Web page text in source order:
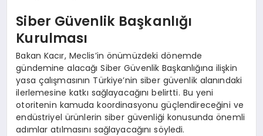
Siber Güvenlik Başkanlığı
Kurulması
Bakan Kacır, Meclis’in önümüzdeki dönemde
gündemine alacağı Siber Güvenlik Başkanlığına ilişkin
yasa çalışmasının Türkiye’nin siber güvenlik alanındaki
ilerlemesine katkı sağlayacağını belirtti. Bu yeni
otoritenin kamuda koordinasyonu güçlendireceğini ve
endüstriyel ürünlerin siber güvenliği konusunda önemli
adımlar atılmasını sağlayacağını söyledi.